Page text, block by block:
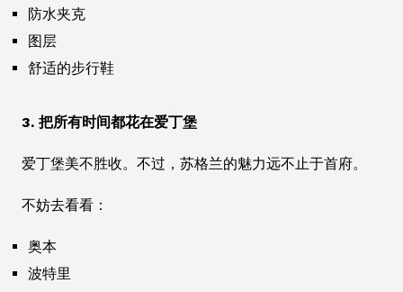
防水夹克
图层
舒适的步行鞋
3. 把所有时间都花在爱丁堡
爱丁堡美不胜收。不过，苏格兰的魅力远不止于首府。
不妨去看看：
奥本
波特里